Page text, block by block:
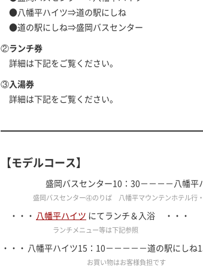
●八幡平ハイツ⇒道の駅にしね
●道の駅にしね⇒盛岡バスセンター
②ランチ券
詳細は下記をご覧ください。
③入湯券
詳細は下記をご覧ください。
【モデルコース】
盛岡バスセンター10：30－－－－八幡平
盛岡バスセンター④のりば 八幡平マウンテンホテル行
・・・ 八幡平ハイツ にてランチ＆入浴 ・・・
ランチメニュー等は下記参照
・・・ 八幡平ハイツ15：10－－－－－道の駅にしね
お買い物はお客様負担です